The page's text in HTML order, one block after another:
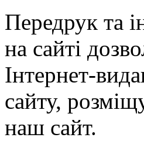
Передрук та
на сайті
Інтернет-
сайту,
наш сайт.